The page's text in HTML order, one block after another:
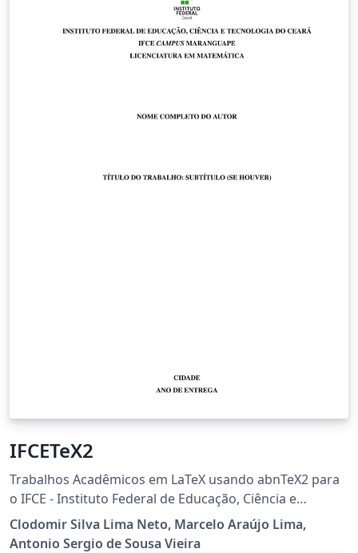
IFCETeX2
Trabalhos Acadêmicos em LaTeX usando abnTeX2 para
o IFCE - Instituto Federal de Educação, Ciência e
Tecnologia do Ceará.
Clodomir Silva Lima Neto, Marcelo Araújo Lima,
Antonio Sergio de Sousa Vieira